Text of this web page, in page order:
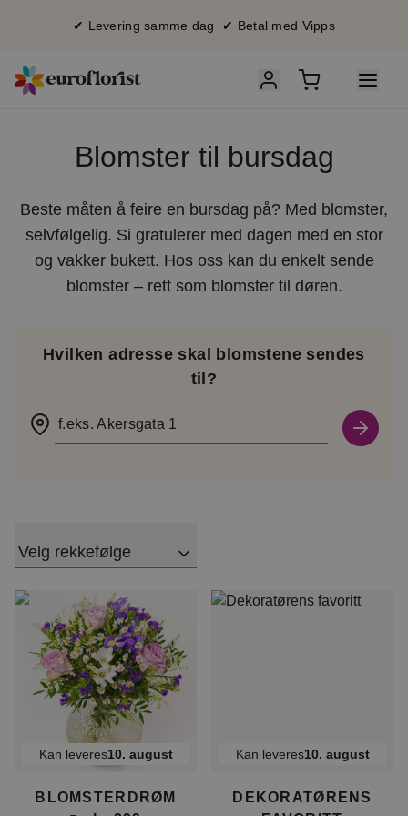
✔ Levering samme dag ✔ Betal med Vipps
Blomster til bursdag
Beste måten å feire en bursdag på? Med blomster,
selvfølgelig. Si gratulerer med dagen med en stor
og vakker bukett. Hos oss kan du enkelt sende
blomster – rett som blomster til døren.
Hvilken adresse skal blomstene sendes
til?
f.eks. Akersgata 1
Velg rekkefølge
Kan leveres10. august
BLOMSTERDRØM
Kan leveres10. august
DEKORATØRENS